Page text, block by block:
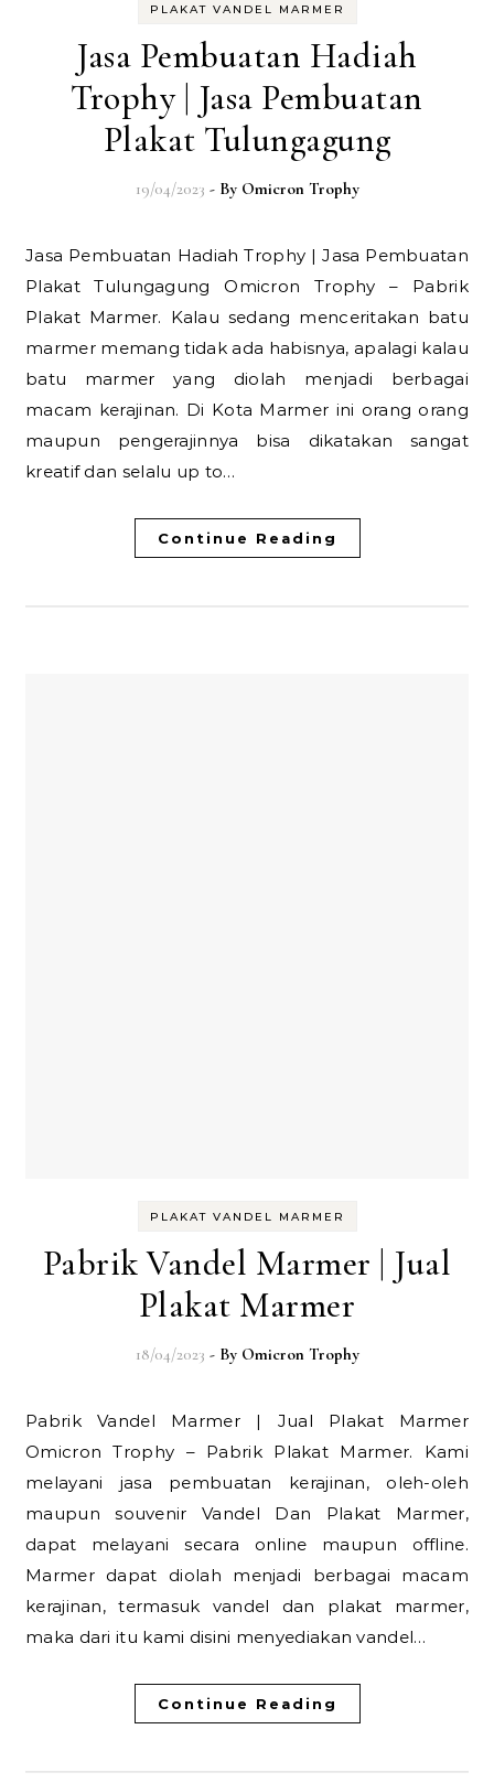
PLAKAT VANDEL MARMER
Jasa Pembuatan Hadiah
Trophy | Jasa Pembuatan
Plakat Tulungagung
19/04/2023 - By Omicron Trophy
Jasa Pembuatan Hadiah Trophy | Jasa Pembuatan
Plakat Tulungagung Omicron Trophy – Pabrik
Plakat Marmer. Kalau sedang menceritakan batu
marmer memang tidak ada habisnya, apalagi kalau
batu marmer yang diolah menjadi berbagai
macam kerajinan. Di Kota Marmer ini orang orang
maupun pengerajinnya bisa dikatakan sangat
kreatif dan selalu up to…
Continue Reading
PLAKAT VANDEL MARMER
Pabrik Vandel Marmer | Jual
Plakat Marmer
18/04/2023 - By Omicron Trophy
Pabrik Vandel Marmer | Jual Plakat Marmer
Omicron Trophy – Pabrik Plakat Marmer. Kami
melayani jasa pembuatan kerajinan, oleh-oleh
maupun souvenir Vandel Dan Plakat Marmer,
dapat melayani secara online maupun offline.
Marmer dapat diolah menjadi berbagai macam
kerajinan, termasuk vandel dan plakat marmer,
maka dari itu kami disini menyediakan vandel…
Continue Reading